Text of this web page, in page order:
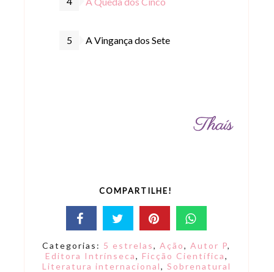
A Vingança dos Sete
COMPARTILHE!
Categorias: 5 estrelas, Ação, Autor P,
Editora Intrínseca, Ficção Científica,
Literatura internacional, Sobrenatural